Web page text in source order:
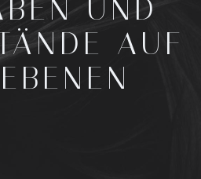
UND
AUF